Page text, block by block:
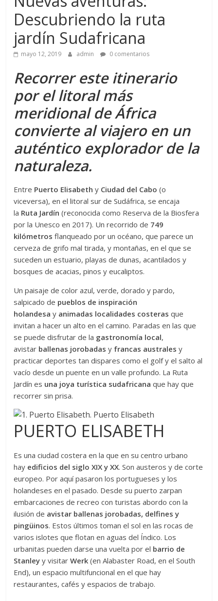
Descubriendo la ruta
jardín Sudafricana
mayo 12, 2019 admin 0 comentarios
Recorrer este itinerario
por el litoral más
meridional de África
convierte al viajero en un
auténtico explorador de la
naturaleza.
Entre Puerto Elisabeth y Ciudad del Cabo (o
viceversa), en el litoral sur de Sudáfrica, se encaja
la Ruta Jardín (reconocida como Reserva de la Biosfera
por la Unesco en 2017). Un recorrido de 749
kilómetrosflanqueado por un océano, que parece un
cerveza de grifo mal tirada, y montañas, en el que se
suceden un estuario, playas de dunas, acantilados y
bosques de acacias, pinos y eucaliptos.
Un paisaje de color azul, verde, dorado y pardo,
salpicado de pueblos de inspiración
holandesa y animadas localidades costeras que
invitan a hacer un alto en el camino. Paradas en las que
se puede disfrutar de la gastronomía local,
avistar ballenas jorobadas y francas australesy
practicar deportes tan dispares como el golf y el salto al
vacío desde un puente en un valle profundo. La Ruta
Jardín es una joya turística sudafricana que hay que
recorrer sin prisa.
PUERTO ELISABETH
Es una ciudad costera en la que en su centro urbano
hay edificios del siglo XIX y XX. Son austeros y de corte
europeo. Por aquí pasaron los portugueses y los
holandeses en el pasado. Desde su puerto zarpan
embarcaciones de recreo con turistas abordo con la
ilusión de avistar ballenas jorobadas, delfines y
pingüinos. Estos últimos toman el sol en las rocas de
varios islotes que flotan en aguas del Índico. Los
urbanitas pueden darse una vuelta por el barrio de
Stanley y visitarWerk (en Alabaster Road, en el South
End), un espacio multifuncional en el que hay
restaurantes, cafés y espacios de trabajo.